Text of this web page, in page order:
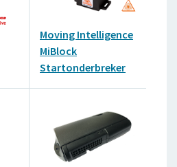
Moving Intelligence
MiBlock
Startonderbreker